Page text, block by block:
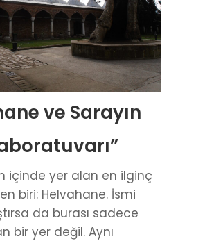
ve Sarayın
içinde yer alan en ilginç
biri: Helvahane. İsmi
da burası sadece
bir yer değil. Aynı